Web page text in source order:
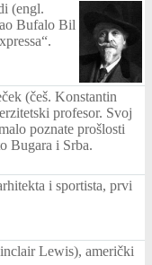
(engl.
Bufalo Bil
(češ. Konstantin
profesor. Svoj
poznate prošlosti
Bugara i Srba.
i sportista, prvi
Lewis), američki